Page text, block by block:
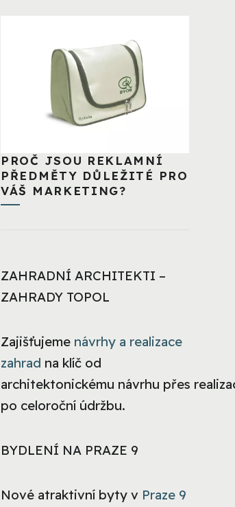
PROČ JSOU REKLAMNÍ
PŘEDMĚTY DŮLEŽITÉ PRO
VÁŠ MARKETING?
ZAHRADNÍ ARCHITEKTI –
ZAHRADY TOPOL
Zajišťujeme návrhy a realizace
zahrad na klíč od
architektonickému návrhu přes
po celoroční údržbu.
BYDLENÍ NA PRAZE 9
Nové atraktivní byty v Praze 9